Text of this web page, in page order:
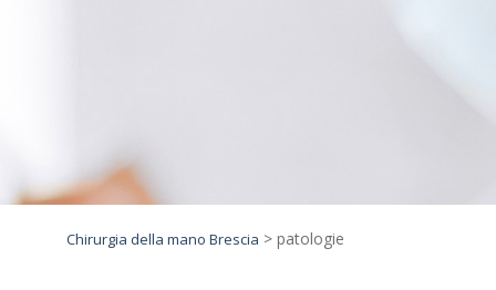
Chirurgia della mano Brescia > patologie